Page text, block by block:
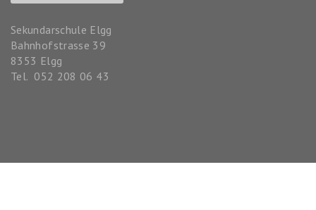
Sekundarschule Elgg
Bahnhofstrasse 39
8353 Elgg
Tel. 052 208 06 43